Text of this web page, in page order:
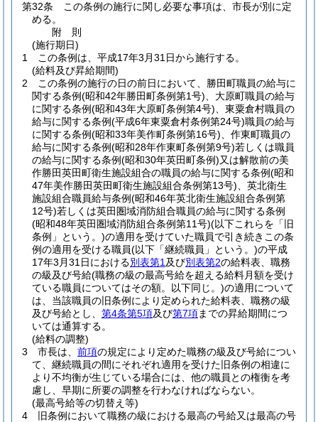
第32条
この条例の施行に関し必要な事項は、市長が別に定
める。
附 則
(施行期日)
1
この条例は、平成17年3月31日から施行する。
(給料及び昇給期間)
2
この条例の施行の日の前日において、勝田町職員の給与に
関する条例(昭和42年勝田町条例第1号) 、大原町職員の給与
に関する条例(昭和43年大原町条例第4号) 、東粟倉村職員の
給与に関する条例(平成6年東粟倉村条例第24号)職員の給与
に関する条例(昭和33年美作町条例第16号) 、作東町職員の
給与に関する条例(昭和28年作東町条例第9号)若しくは職員
の給与に関する条例(昭和30年英田町条例)又は解散前の美
作勝田英田町衛生施設組合の職員の給与に関する条例(昭和
47年美作勝田英田町衛生施設組合条例第13号) 、英北衛生
施設組合職員給与条例(昭和46年英北衛生施設組合条例第
12号)若しくは英田圏域消防組合職員の給与に関する条例
(昭和48年英田圏域消防組合条例第11号)(以下これらを「旧
条例」という。)の適用を受けていた職員で引き続きこの条
例の適用を受ける職員(以下「継続職員」という。)の平成
17年3月31日における別表第1 及び別表第2の給料表、職務
の級及び号給(職務の級の最高号給を超える給料月額を受け
ている職員についてはその額。以下同じ。)の適用について
は、当該職員の旧条例により定められた給料表、職務の級
及び号給とし、 第4条第5項及び第7項までの昇給期間につ
いては通算する。
(給料の調整)
3
市長は、 前項の規定により定めた職務の級及び号給につい
て、継続職員の間にそれぞれ適用を受けた旧条例の相違に
より不均衡が生じている場合には、他の職員との権衡を考
慮し、早期に所要の調整を行わなければならない。
(最高号給等の切替え等)
4
旧条例において職務の級における最高の号給又は最高の号